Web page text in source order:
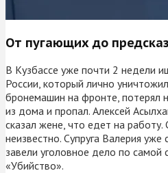
От пугающих до
В Кузбассе уже почти 2 недели
России, который лично
бронемашин на фронте, потерял
из дома и пропал. Алексей
сказал жене, что едет на работу.
неизвестно. Супруга Валерия уже
завели уголовное дело по самой
«Убийство».